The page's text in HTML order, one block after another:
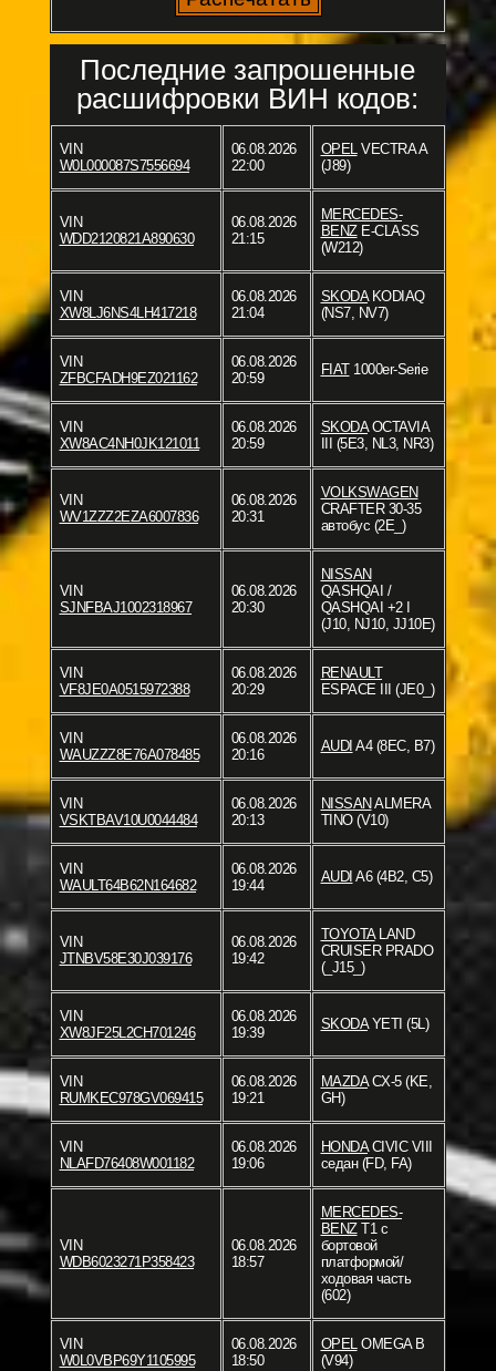
Последние запрошенные
расшифровки ВИН кодов:
VIN
W0L000087S7556694
06.08.2026
22:00
OPELVECTRA A
(J89)
VIN
WDD2120821A890630
06.08.2026
21:15
MERCEDES-
BENZE-CLASS
(W212)
VIN
XW8LJ6NS4LH417218
06.08.2026
21:04
SKODAKODIAQ
(NS7, NV7)
VIN
ZFBCFADH9EZ021162
06.08.2026
20:59
FIAT1000er-Serie
VIN
XW8AC4NH0JK121011
06.08.2026
20:59
SKODAOCTAVIA
III (5E3, NL3, NR3)
VIN
WV1ZZZ2EZA6007836
06.08.2026
20:31
VOLKSWAGEN
CRAFTER 30-35
автобус (2E_)
VIN
SJNFBAJ1002318967
06.08.2026
20:30
NISSAN
QASHQAI /
QASHQAI +2 I
(J10, NJ10, JJ10E)
VIN
VF8JE0A0515972388
06.08.2026
20:29
RENAULT
ESPACE III (JE0_)
VIN
WAUZZZ8E76A078485
06.08.2026
20:16
AUDI A4 (8EC, B7)
VIN
VSKTBAV10U0044484
06.08.2026
20:13
NISSAN ALMERA
TINO (V10)
VIN
WAULT64B62N164682
06.08.2026
19:44
AUDI A6 (4B2, C5)
VIN
JTNBV58E30J039176
06.08.2026
19:42
TOYOTALAND
CRUISER PRADO
(_J15_)
VIN
XW8JF25L2CH701246
06.08.2026
19:39
SKODAYETI (5L)
VIN
RUMKEC978GV069415
06.08.2026
19:21
MAZDACX-5 (KE,
GH)
VIN
NLAFD76408W001182
06.08.2026
19:06
HONDACIVIC VIII
седан (FD, FA)
VIN
WDB6023271P358423
06.08.2026
18:57
MERCEDES-
BENZT1 c
бортовой
платформой/
ходовая часть
(602)
VIN
W0L0VBP69Y1105995
06.08.2026
18:50
OPELOMEGA B
(V94)